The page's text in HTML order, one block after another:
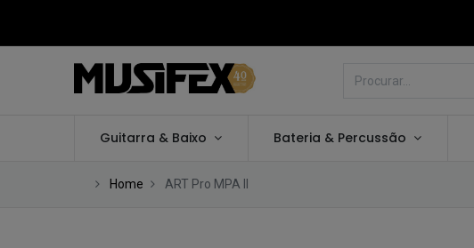
Guitarra & Baixo Bateria & Percussão
Home ART Pro MPA II